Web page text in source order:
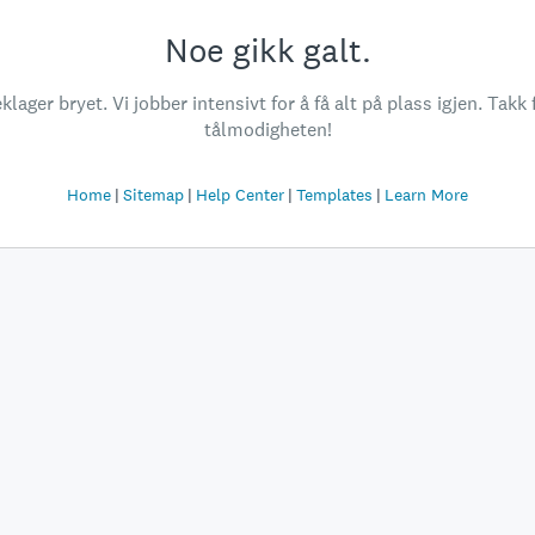
Noe gikk galt.
bryet. Vi jobber intensivt for å få alt på plass igjen. Takk
tålmodigheten!
Home Sitemap Help Center Templates Learn More